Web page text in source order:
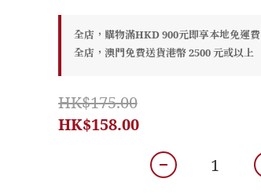
全店，購物滿HKD 900元即享本地免運費
全店，澳門免費送貨港幣 2500 元或以上
HK$175.00
HK$158.00